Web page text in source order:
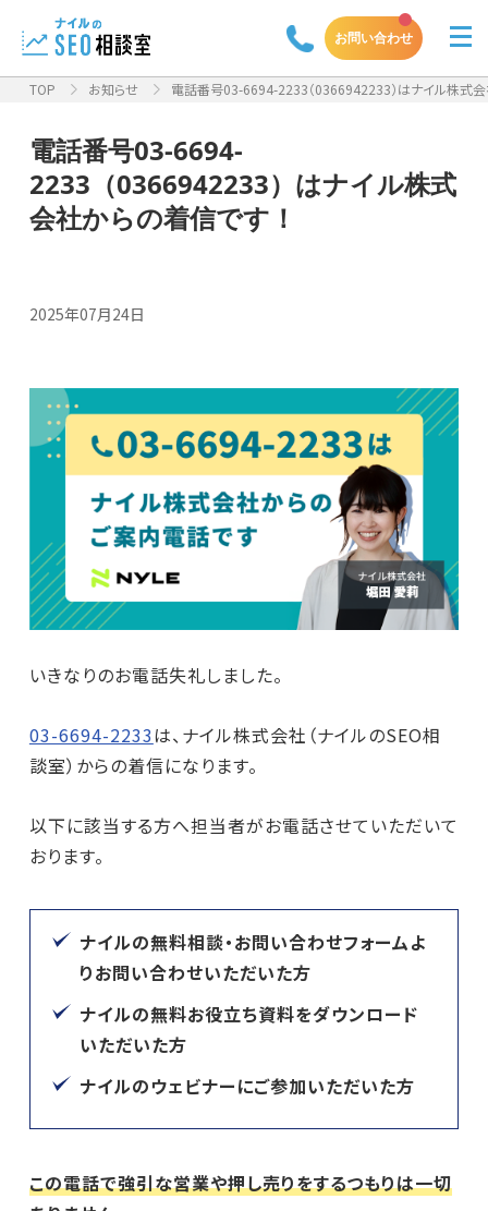
お問い合わせ
TOP お知らせ 電話番号03-6694-2233（0366942233）はナイル株式
電話番号03-6694-
2233（0366942233）はナイル株式
会社からの着信です！
2025年07月24日
いきなりのお電話失礼しました。
03-6694-2233は、ナイル株式会社（ナイルのSEO相
談室）からの着信になります。
以下に該当する方へ担当者がお電話させていただいて
おります。
ナイルの無料相談・お問い合わせフォームよ
りお問い合わせいただいた方
ナイルの無料お役立ち資料をダウンロード
いただいた方
ナイルのウェビナーにご参加いただいた方
この電話で強引な営業や押し売りをするつもりは一切